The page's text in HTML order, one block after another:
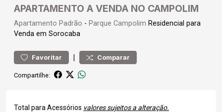
APARTAMENTO A VENDA NO CAMPOLIM
Apartamento Padrão - Parque Campolim Residencial para
Venda em Sorocaba
Favoritar | Comparar
Compartilhe:
Total para Acessórios valores sujeitos a alteração.